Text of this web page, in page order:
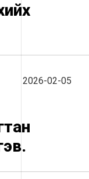
2026-02-05